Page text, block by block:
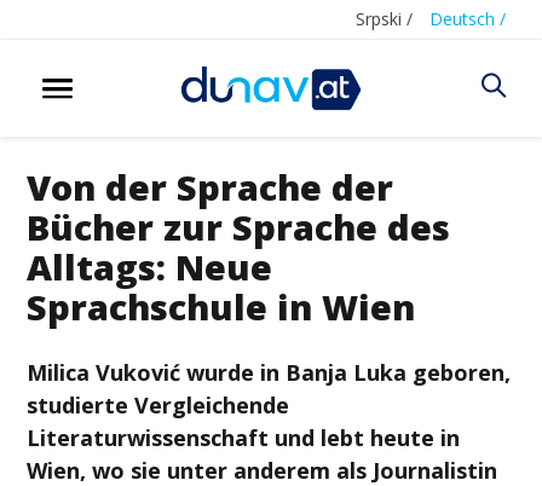
Srpski / Deutsch /
Von der Sprache der
Bücher zur Sprache des
Alltags: Neue
Sprachschule in Wien
Milica Vuković wurde in Banja Luka geboren,
studierte Vergleichende
Literaturwissenschaft und lebt heute in
Wien, wo sie unter anderem als Journalistin